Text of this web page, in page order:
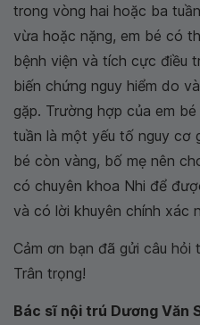
trong vòng hai hoặc ba
vừa hoặc nặng, em bé có
bệnh viện và tích cực điều
biến chứng nguy hiểm do
gặp. Trường hợp của em
tuần là một yếu tố nguy cơ
bé còn vàng, bố mẹ nên
có chuyên khoa Nhi để
và có lời khuyên chính xác
Cảm ơn bạn đã gửi câu hỏi
Trân trọng!
Bác sĩ nội trú Dương Văn